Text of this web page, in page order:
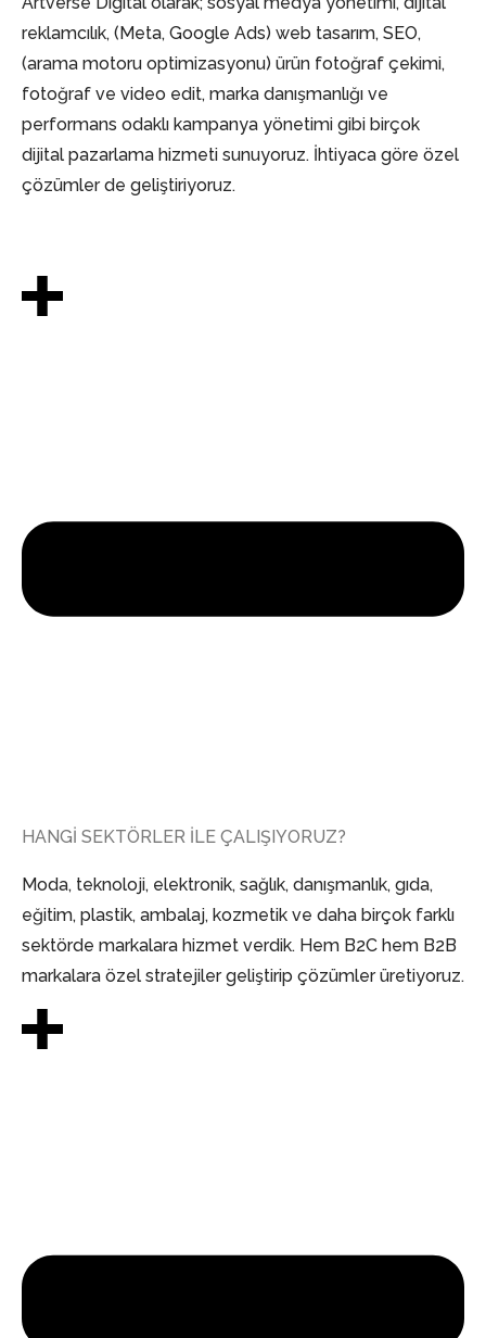
reklamcılık, (Meta, Google Ads) web tasarım, SEO,
(arama motoru optimizasyonu) ürün fotoğraf çekimi,
fotoğraf ve video edit, marka danışmanlığı ve
performans odaklı kampanya yönetimi gibi birçok
dijital pazarlama hizmeti sunuyoruz. İhtiyaca göre özel
çözümler de geliştiriyoruz.
HANGİ SEKTÖRLER İLE ÇALIŞIYORUZ?
Moda, teknoloji, elektronik, sağlık, danışmanlık, gıda,
eğitim, plastik, ambalaj, kozmetik ve daha birçok farklı
sektörde markalara hizmet verdik. Hem B2C hem B2B
markalara özel stratejiler geliştirip çözümler üretiyoruz.